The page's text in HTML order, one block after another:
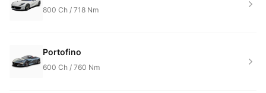
800 Ch / 718 Nm
Portofino
600 Ch / 760 Nm